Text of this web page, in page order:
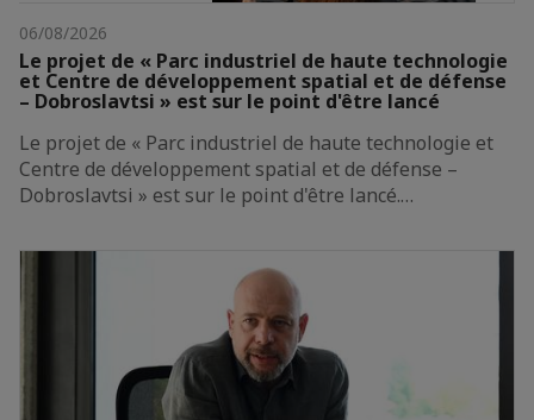
06/08/2026
Le projet de « Parc industriel de haute technologie
et Centre de développement spatial et de défense
– Dobroslavtsi » est sur le point d'être lancé
Le projet de « Parc industriel de haute technologie et
Centre de développement spatial et de défense –
Dobroslavtsi » est sur le point d'être lancé.…